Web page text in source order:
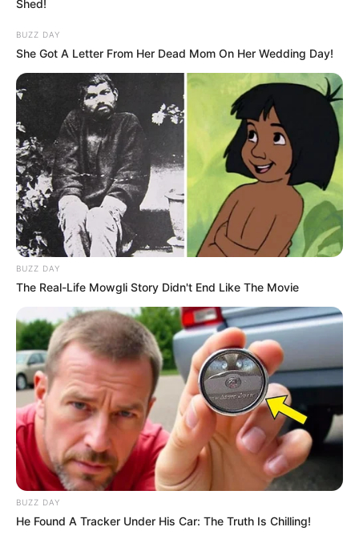
Serem! 9 Chat Ojek Online &
Pelanggan Ini Bikin Auto
Merinding
Shed!
BUZZ DAY
She Got A Letter From Her Dead Mom On Her Wedding Day!
BUZZ DAY
The Real-Life Mowgli Story Didn't End Like The Movie
BUZZ DAY
He Found A Tracker Under His Car: The Truth Is Chilling!